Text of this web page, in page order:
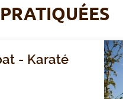
- Karaté